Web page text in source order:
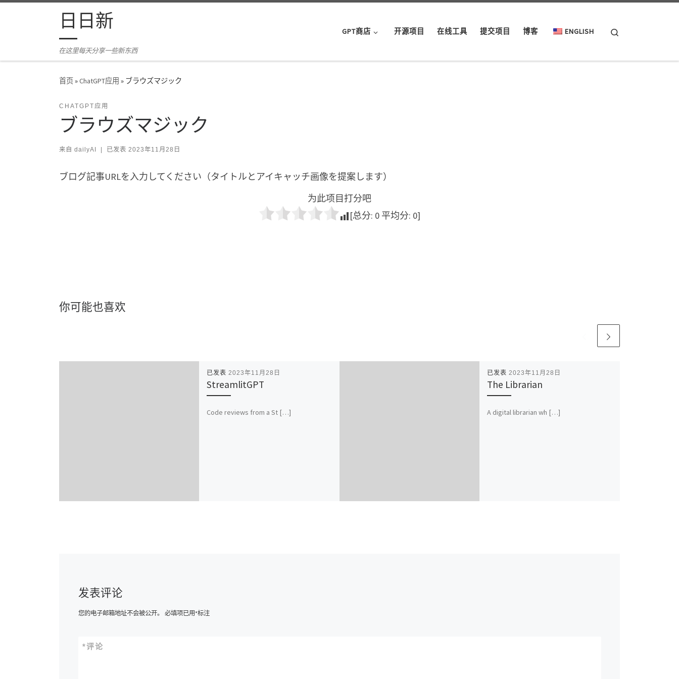
Skip to content日日新
在这里每天分享一些新东西
GPT商店 开源项目 在线工具 提交项目 博客 ENGLISH
首页»ChatGPT应用 » ブラウズマジック
CHATGPT应用
ブラウズマジック
来自 dailyAI 已发表 2023年11月28日
ブログ記事URLを入力してください（タイトルとアイキャッチ画像を提案します）
为此项目打分吧
[总分: 0 平均分: 0]
你可能也喜欢
已发表 2023年11月28日
StreamlitGPT
Code reviews from a St […]
已发表 2023年11月28日
The Librarian
A digital librarian wh […]
发表评论
您的电子邮箱地址不会被公开。 必填项已用*标注
评论
*